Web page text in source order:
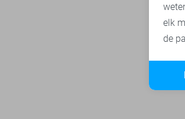
elk
de